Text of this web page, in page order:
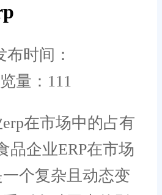
布时间：
量：111
在市场中的占有
品企业ERP在市场
个复杂且动态变